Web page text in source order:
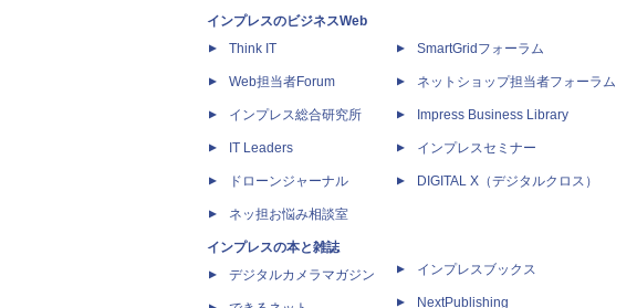
インプレスのビジネスWeb
Think IT
Web担当者Forum
インプレス総合研究所
IT Leaders
ドローンジャーナル
ネッ担お悩み相談室
インプレスの本と雑誌
デジタルカメラマガジン
SmartGridフォーラム
ネットショップ担当者フォーラム
Impress Business Library
インプレスセミナー
DIGITAL X（デジタルクロス）
インプレスブックス
NextPublishing